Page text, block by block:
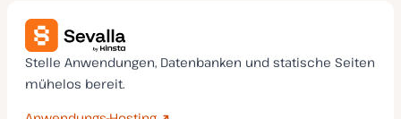
Stelle Anwendungen, Datenbanken und statische Seiten
mühelos bereit.